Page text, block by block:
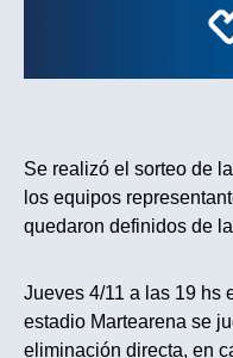
Se realizó el sorteo de
los equipos
quedaron definidos de
Jueves 4/11 a las 19 hs
estadio Martearena se
eliminación directa, en